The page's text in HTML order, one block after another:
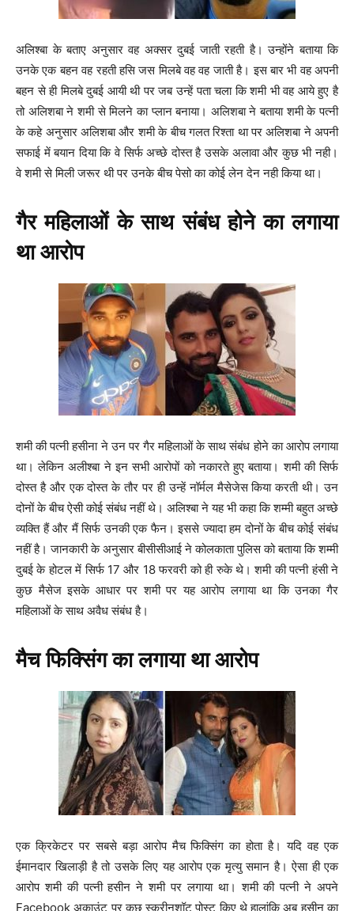
अलिश्बा के बताए अनुसार वह अक्सर दुबई जाती रहती है। उन्होंने बताया कि
उनके एक बहन वह रहती हसि जस मिलबे वह वह जाती है। इस बार भी वह अपनी
बहन से ही मिलबे दुबई आयी थी पर जब उन्हें पता चला कि शमी भी वह आये हुए है
तो अलिशबा ने शमी से मिलने का प्लान बनाया। अलिशबा ने बताया शमी के पत्नी
के कहे अनुसार अलिशबा और शमी के बीच गलत रिश्ता था पर अलिशबा ने अपनी
सफाई में बयान दिया कि वे सिर्फ अच्छे दोस्त है उसके अलावा और कुछ भी नही।
वे शमी से मिली जरूर थी पर उनके बीच पेसो का कोई लेन देन नही किया था।
गैर महिलाओं के साथ संबंध होने का लगाया
था आरोप
शमी की पत्नी हसीना ने उन पर गैर महिलाओं के साथ संबंध होने का आरोप लगाया
था। लेकिन अलीश्बा ने इन सभी आरोपों को नकारते हुए बताया। शमी की सिर्फ
दोस्त है और एक दोस्त के तौर पर ही उन्हें नॉर्मल मैसेजेस किया करती थी। उन
दोनों के बीच ऐसी कोई संबंध नहीं थे। अलिश्बा ने यह भी कहा कि शम्मी बहुत अच्छे
व्यक्ति हैं और मैं सिर्फ उनकी एक फैन। इससे ज्यादा हम दोनों के बीच कोई संबंध
नहीं है। जानकारी के अनुसार बीसीसीआई ने कोलकाता पुलिस को बताया कि शम्मी
दुबई के होटल में सिर्फ 17 और 18 फरवरी को ही रुके थे। शमी की पत्नी हंसी ने
कुछ मैसेज इसके आधार पर शमी पर यह आरोप लगाया था कि उनका गैर
महिलाओं के साथ अवैध संबंध है।
मैच फिक्सिंग का लगाया था आरोप
एक क्रिकेटर पर सबसे बड़ा आरोप मैच फिक्सिंग का होता है। यदि वह एक
ईमानदार खिलाड़ी है तो उसके लिए यह आरोप एक मृत्यु समान है। ऐसा ही एक
आरोप शमी की पत्नी हसीन ने शमी पर लगाया था। शमी की पत्नी ने अपने
Facebook अकाउंट पर कुछ स्क्रीनशॉट पोस्ट किए थे हालांकि अब हसीन का